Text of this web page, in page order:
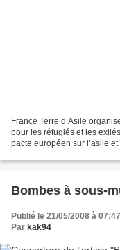
France Terre d’Asile
pour les réfugiés et les
pacte européen sur l’asile
Bombes à sous-
Publié le 21/05/2008 à 07:47
Par kak94